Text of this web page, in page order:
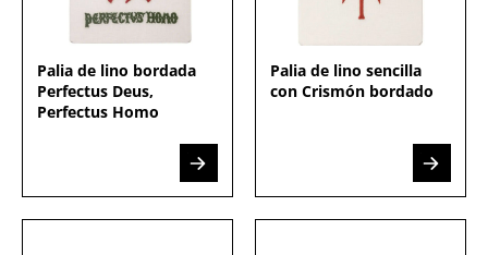
Palia de lino bordada
Perfectus Deus,
Perfectus Homo
Palia de lino sencilla
con Crismón bordado